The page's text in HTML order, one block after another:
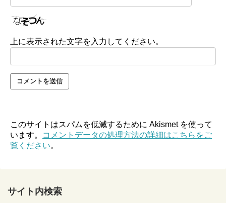
上に表示された文字を入力してください。
このサイトはスパムを低減するために Akismet を使って
います。
コメントデータの処理方法の詳細はこちらをご
覧ください。
サイト内検索